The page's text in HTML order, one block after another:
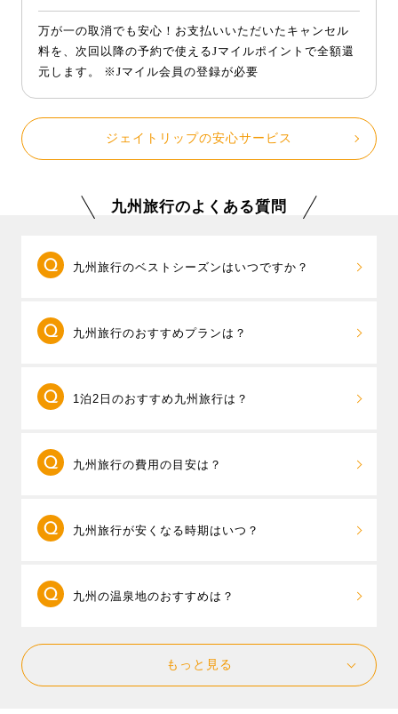
万が一の取消でも安心！お支払いいただいたキャンセル
料を、次回以降の予約で使えるJマイルポイントで全額還
元します。 ※Jマイル会員の登録が必要
ジェイトリップの安心サービス
九州旅行のよくある質問
九州旅行のベストシーズンはいつですか？
「博多祇園山笠」や熊本の「山鹿灯籠まつり」など、
す。秋は紅葉の名所、大分・耶馬溪や宮崎・高千穂峡
の彩り豊かな景色が人気。冬は温泉とともに、福岡名
長崎・ハウステンボスのチューリップやバラ、福岡・
九州旅行のおすすめプランは？
つ以上の県をまたいだ周遊旅行が売れ筋です。「
客様のご希望に合わせて空港やフライト、ホテルを組
み合わせて自分だけの自由なツアーが作れるパックツ
べるので、行きたいエリアや旅行の目的に合わせて自
1DAYパスが付いた九州周遊プランもありますので、ハ
1泊2日のおすすめ九州旅行は？
して、滞在時間を重視した旅行プランを立てましょ
きるのでおすすめです。
例えば長崎県のハウステンボスと長崎市内を一度に楽
崎市内のホテルを選ぶと、夜は長崎新地中華街でグル
泉といった温泉地に滞在するなら、外湯巡りで宿泊ホ
テル以外の温泉も楽しみ、温泉街をのんびり散策する
九州旅行の費用の目安は？
円台〜、出発直前や、夏休み、年末年始など高めの時
在、20,700円が最安値となっています。（参考：東京
発 1泊2日 2名1室ツインルームの場合）
九州旅行が安くなる時期はいつ？
は、空席状況により料金が変動します。ツアー料金を
す。また、人気の日程をずらして、ゴールデンウィー
九州の温泉地のおすすめは？
九州にたくさんある温泉地の中から、じっくり
滞在をして湯めぐりや観光を楽しめる温泉地をご紹介
もっと見る